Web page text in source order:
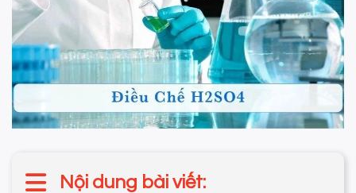
Nội dung bài viết: